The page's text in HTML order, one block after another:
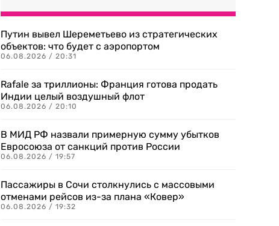
Путин вывел Шереметьево из стратегических
объектов: что будет с аэропортом
06.08.2026 / 20:31
Rafale за триллионы: Франция готова продать
Индии целый воздушный флот
06.08.2026 / 20:10
В МИД РФ назвали примерную сумму убытков
Евросоюза от санкций против России
06.08.2026 / 19:57
Пассажиры в Сочи столкнулись с массовыми
отменами рейсов из-за плана «Ковер»
06.08.2026 / 19:32